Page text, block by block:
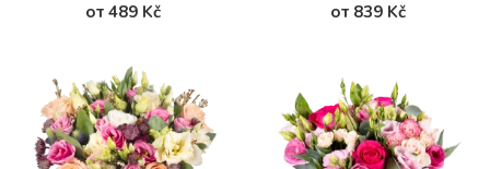
от 489 Kč
от 839 Kč